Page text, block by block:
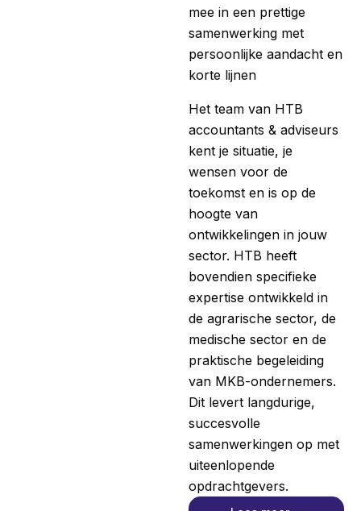
mee in een prettige
samenwerking met
persoonlijke aandacht en
korte lijnen
Het team van HTB
accountants & adviseurs
kent je situatie, je
wensen voor de
toekomst en is op de
hoogte van
ontwikkelingen in jouw
sector. HTB heeft
bovendien specifieke
expertise ontwikkeld in
de agrarische sector, de
medische sector en de
praktische begeleiding
van MKB-ondernemers.
Dit levert langdurige,
succesvolle
samenwerkingen op met
uiteenlopende
opdrachtgevers.